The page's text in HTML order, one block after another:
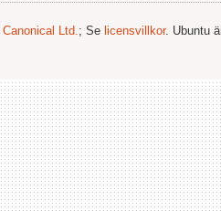
Canonical Ltd.; Se licensvillkor. Ubuntu